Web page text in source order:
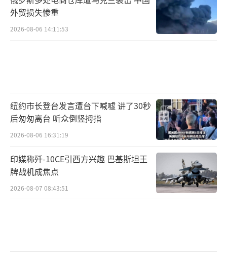
外贸损失惨重
2026-08-06 14:11:53
纽约市长登台发言遭台下喊嘘 讲了30秒
后匆匆离台 听众倒竖拇指
2026-08-06 16:31:19
印媒称歼-10CE引西方兴趣 巴基斯坦王
牌战机成焦点
2026-08-07 08:43:51